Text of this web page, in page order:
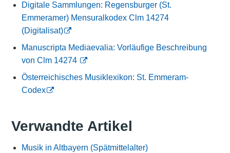
Digitale Sammlungen: Regensburger (St.
Emmeramer) Mensuralkodex Clm 14274
(Digitalisat)
Manuscripta Mediaevalia: Vorläufige Beschreibung
von Clm 14274
Österreichisches Musiklexikon: St. Emmeram-
Codex
Verwandte Artikel
Musik in Altbayern (Spätmittelalter)